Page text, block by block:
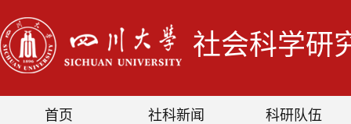
社会科学研
首页 社科新闻 科研队伍